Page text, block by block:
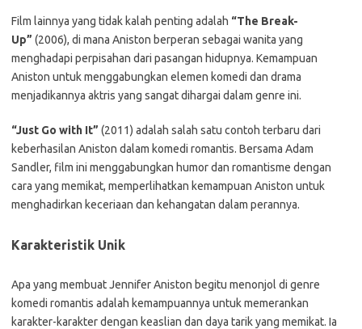
Film lainnya yang tidak kalah penting adalah “The Break-
Up” (2006), di mana Aniston berperan sebagai wanita yang
menghadapi perpisahan dari pasangan hidupnya. Kemampuan
Aniston untuk menggabungkan elemen komedi dan drama
menjadikannya aktris yang sangat dihargai dalam genre ini.
“Just Go with It” (2011) adalah salah satu contoh terbaru dari
keberhasilan Aniston dalam komedi romantis. Bersama Adam
Sandler, film ini menggabungkan humor dan romantisme dengan
cara yang memikat, memperlihatkan kemampuan Aniston untuk
menghadirkan keceriaan dan kehangatan dalam perannya.
Karakteristik Unik
Apa yang membuat Jennifer Aniston begitu menonjol di genre
komedi romantis adalah kemampuannya untuk memerankan
karakter-karakter dengan keaslian dan daya tarik yang memikat. Ia